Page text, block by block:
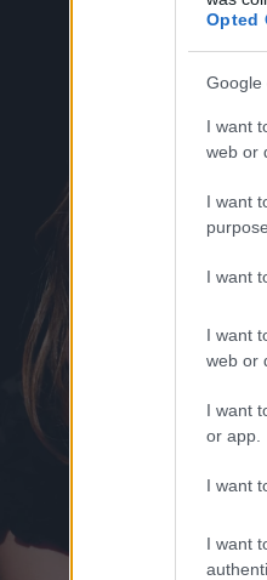
Opted
Google
I want
web or
I want
I want
I want
web or
I want
or app.
I want
I want